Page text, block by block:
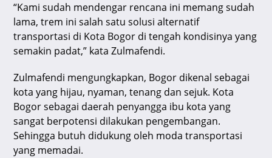
“Kami sudah mendengar rencana ini memang sudah
lama, trem ini salah satu solusi alternatif
transportasi di Kota Bogor di tengah kondisinya yang
semakin padat,” kata Zulmafendi.
Zulmafendi mengungkapkan, Bogor dikenal sebagai
kota yang hijau, nyaman, tenang dan sejuk. Kota
Bogor sebagai daerah penyangga ibu kota yang
sangat berpotensi dilakukan pengembangan.
Sehingga butuh didukung oleh moda transportasi
yang memadai.